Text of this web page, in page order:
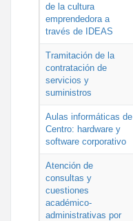
de la cultura
emprendedora a
través de IDEAS
Tramitación de la
contratación de
servicios y
suministros
Aulas informáticas de
Centro: hardware y
software corporativo
Atención de
consultas y
cuestiones
académico-
administrativas por